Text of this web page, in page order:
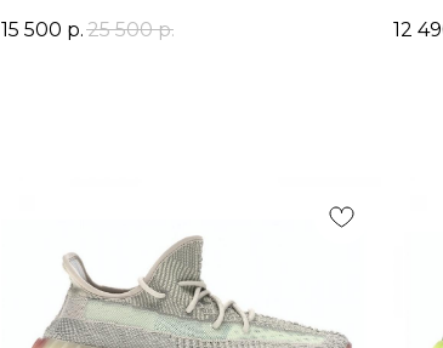
15 500 р. 25 500 р. 12